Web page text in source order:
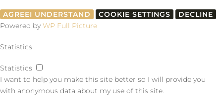
AGREEI UNDERSTAND COOKIE SETTINGS
DECLINE
Powered by WP Full Picture
Statistics
Statistics
I want to help you make this site better so I will provide you
with anonymous data about my use of this site.